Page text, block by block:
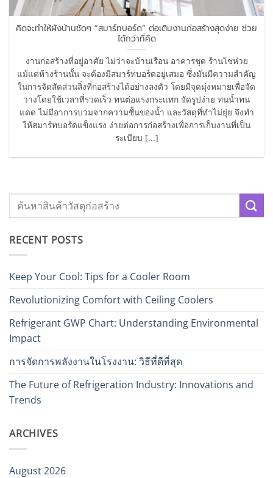
คิดจะทำให้ผังบ้านชัดๆ “สมาร์ทบอร์ด” ต่อเติมงานก่อสร้างสุดง่าย ช่วย
ได้กว่าที่คิด
งานก่อสร้างที่อยู่อาศัย ไม่ว่าจะบ้านเรือน อาคารชุด ร้านโชห่วย
แม้แต่ห้างร้านนั้น จะต้องมีสมาร์ทบอร์ดอยู่เสมอ ซึ่งมันมีความสำคัญ
ในการจัดสัดส่วนสิ่งที่ก่อสร้างได้อย่างลงตัว โดยมีจุดมุ่งหมายเพื่อจัด
วางโดยใช้เวลาที่รวดเร็ว ทนต่อแรงกระแทก จัดรูปง่าย ทนน้ำทน
แดด ไม่มีอาการบวมจากความชื้นของน้ำ และวัสดุที่ทำไม่ยุ่ย จึงทำ
ให้สมาร์ทบอร์ดแข็งแรง ง่ายต่อการก่อสร้างเพื่อการเก็บงานที่เป็น
ระเบียบ [...]
RECENT POSTS
Keep Your Cool: Tips for a Cooler Room
Revolutionizing Comfort with Ceiling Coolers
Refrigerant GWP Chart: Understanding Environmental
Impact
การจัดการพลังงานในโรงงาน: วิธีที่ดีที่สุด
The Future of Refrigeration Industry: Innovations and
Trends
ARCHIVES
August 2026